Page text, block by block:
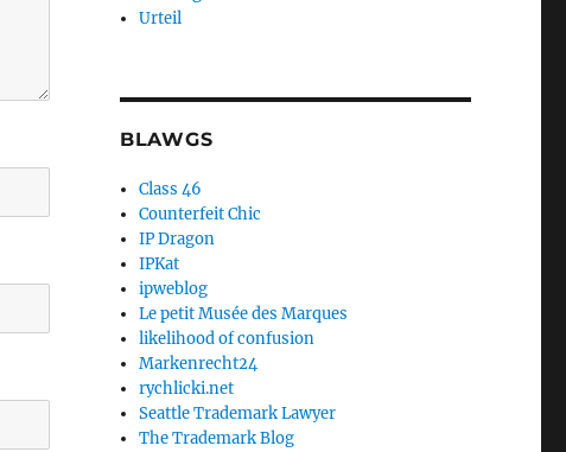
Urteil
BLAWGS
Class 46
Counterfeit Chic
IP Dragon
IPKat
ipweblog
Le petit Musée des Marques
likelihood of confusion
Markenrecht24
rychlicki.net
Seattle Trademark Lawyer
The Trademark Blog